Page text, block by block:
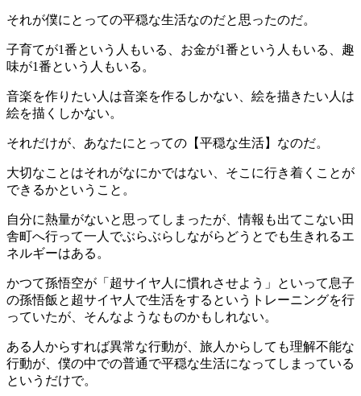
それが僕にとっての平穏な生活なのだと思ったのだ。
子育てが1番という人もいる、お金が1番という人もいる、趣
味が1番という人もいる。
音楽を作りたい人は音楽を作るしかない、絵を描きたい人は
絵を描くしかない。
それだけが、あなたにとっての【平穏な生活】なのだ。
大切なことはそれがなにかではない、そこに行き着くことが
できるかということ。
自分に熱量がないと思ってしまったが、情報も出てこない田
舎町へ行って一人でぶらぶらしながらどうとでも生きれるエ
ネルギーはある。
かつて孫悟空が「超サイヤ人に慣れさせよう」といって息子
の孫悟飯と超サイヤ人で生活をするというトレーニングを行
っていたが、そんなようなものかもしれない。
ある人からすれば異常な行動が、旅人からしても理解不能な
行動が、僕の中での普通で平穏な生活になってしまっている
というだけで。